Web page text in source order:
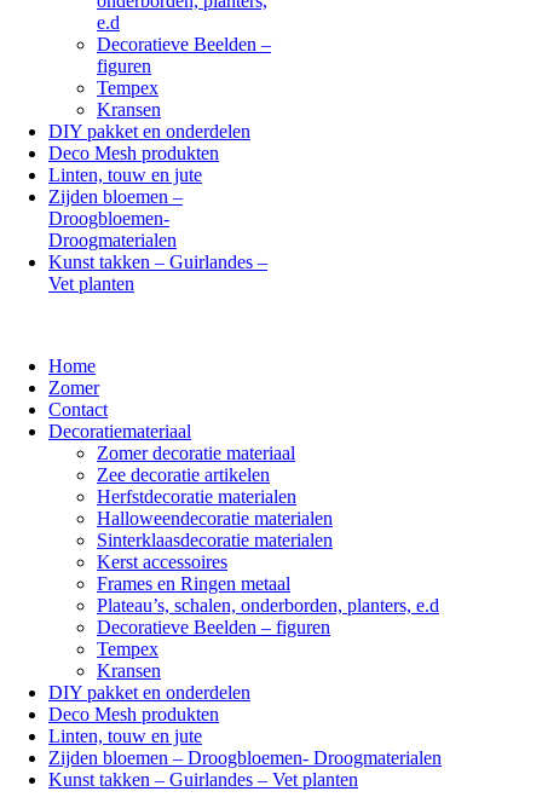
e.d
Decoratieve Beelden –
figuren
Tempex
Kransen
DIY pakket en onderdelen
Deco Mesh produkten
Linten, touw en jute
Zijden bloemen –
Droogbloemen-
Droogmaterialen
Kunst takken – Guirlandes –
Vet planten
Home
Zomer
Contact
Decoratiemateriaal
Zomer decoratie materiaal
Zee decoratie artikelen
Herfstdecoratie materialen
Halloweendecoratie materialen
Sinterklaasdecoratie materialen
Kerst accessoires
Frames en Ringen metaal
Plateau’s, schalen, onderborden, planters, e.d
Decoratieve Beelden – figuren
Tempex
Kransen
DIY pakket en onderdelen
Deco Mesh produkten
Linten, touw en jute
Zijden bloemen – Droogbloemen- Droogmaterialen
Kunst takken – Guirlandes – Vet planten